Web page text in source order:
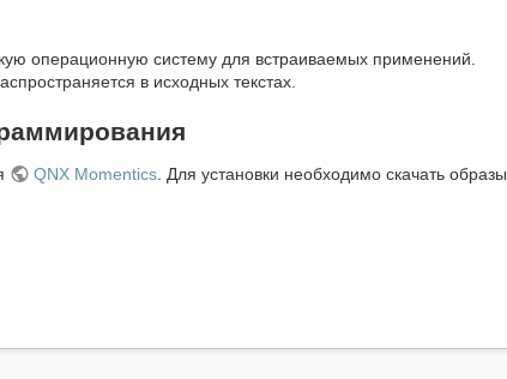
операционную систему для встраиваемых применений.
в исходных текстах.
QNX Momentics. Для установки необходимо скачать образы